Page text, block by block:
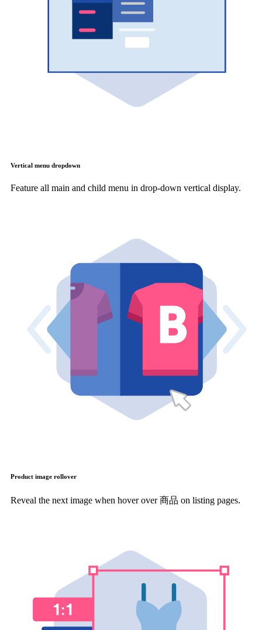
Vertical menu dropdown
Feature all main and child menu in drop-down vertical display.
Product image rollover
Reveal the next image when hover over 商品 on listing pages.